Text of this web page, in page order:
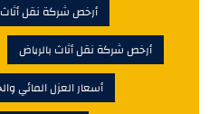
أرخص شركة نقل أثاث
أرخص شركة نقل أثاث بالرياض
أسعار العزل المائي